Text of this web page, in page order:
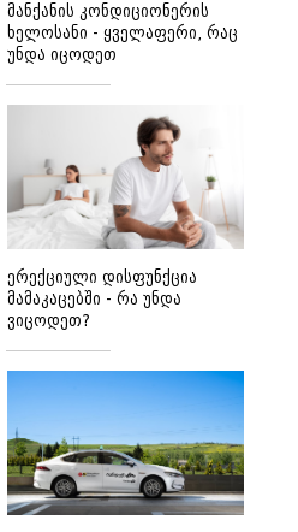
მანქანის კონდიციონერის
ხელოსანი - ყველაფერი, რაც
უნდა იცოდეთ
ერექციული დისფუნქცია
მამაკაცებში - რა უნდა
ვიცოდეთ?